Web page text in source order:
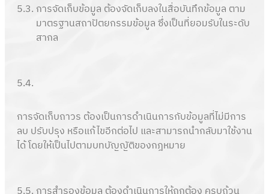
5.3. การจัดเก็บข้อมูล ต้องจัดเก็บลงในสื่อบันทึกข้อมูล ตาม
มาตรฐานสถาปัตยกรรมข้อมูล ซึ่งเป็นที่ยอมรับในระดับ
สากล
5.4.
การจัดเก็บถาวร ต้องเป็นการดำเนินการกับข้อมูลที่ไม่มีการ
ลบ ปรับปรุง หรือแก้ไขอีกต่อไป และสามารถนำกลับมาใช้งาน
ได้ โดยให้เป็นไปตามบทบัญญัติของกฎหมาย